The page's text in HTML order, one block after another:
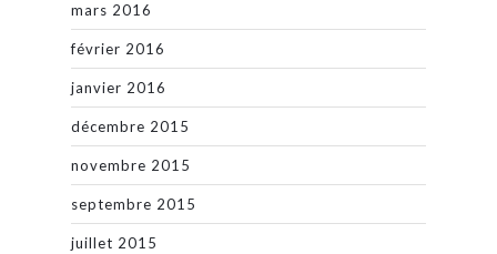
mars 2016
février 2016
janvier 2016
décembre 2015
novembre 2015
septembre 2015
juillet 2015